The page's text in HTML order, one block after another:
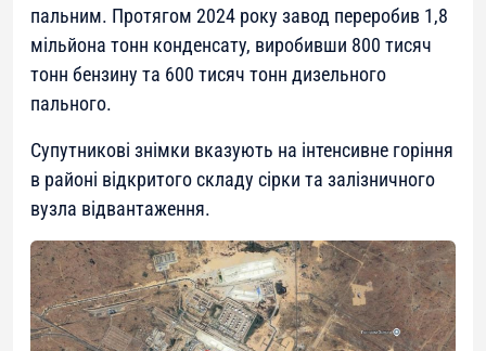
пальним. Протягом 2024 року завод переробив 1,8
мільйона тонн конденсату, виробивши 800 тисяч
тонн бензину та 600 тисяч тонн дизельного
пального.
Супутникові знімки вказують на інтенсивне горіння
в районі відкритого складу сірки та залізничного
вузла відвантаження.